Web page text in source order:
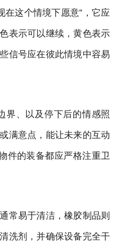
在这个情境下愿意”，它应
表示可以继续，黄色表示
信号应在彼此情境中容易
界、以及停下后的情感照
满意点，能让未来的互动
件的装备都应严格注重卫
常易于清洁，橡胶制品则
洗剂，并确保设备完全干